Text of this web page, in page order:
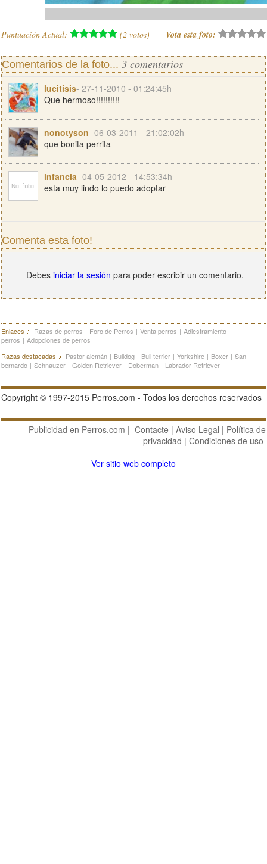
Puntuación Actual: (2 votos) Vota esta foto:
Comentarios de la foto... 3 comentarios
lucitisis- 27-11-2010 - 01:24:45h
Que hermoso!!!!!!!!!!
nonotyson- 06-03-2011 - 21:02:02h
que bonita perrita
infancia- 04-05-2012 - 14:53:34h
esta muy lindo lo puedo adoptar
Comenta esta foto!
Debes iniciar la sesión para poder escribir un comentario.
Enlaces Razas de perros | Foro de Perros | Venta perros | Adiestramiento
perros | Adopciones de perros
Razas destacadas
Pastor alemán | Bulldog | Bull terrier | Yorkshire | Boxer | San
bernardo | Schnauzer | Golden Retriever | Doberman | Labrador Retriever
Copyright © 1997-2015 Perros.com - Todos los derechos reservados
Publicidad en Perros.com | Contacte | Aviso Legal | Política de
privacidad | Condiciones de uso
Ver sitio web completo